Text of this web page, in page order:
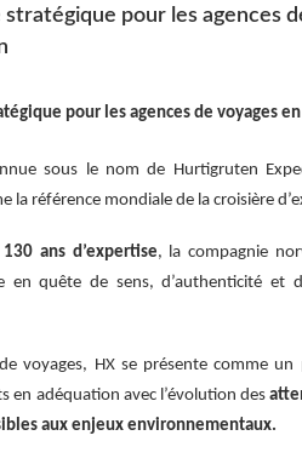
pour les agences
pour les agences de voyages
sous le nom de Hurtigruten
la référence mondiale de la croisière
ans d’expertise, la compagnie
en quête de sens, d’authenticité et
voyages, HX se présente comme
en adéquation avec l’évolution des
aux enjeux environnementaux.